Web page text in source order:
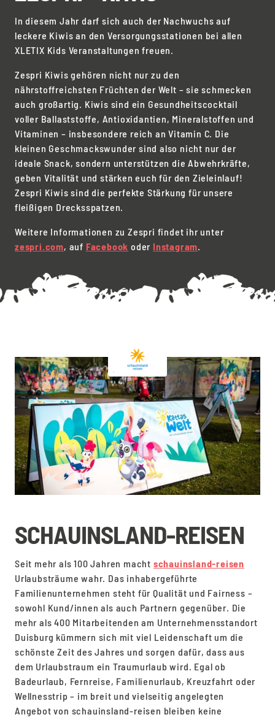
In diesem Jahr darf sich auch der Nachwuchs auf
leckere Kiwis an den Versorgungsstationen bei allen
XLETIX Kids Veranstaltungen freuen.
Zespri Kiwis gehören nicht nur zu den
nährstoffreichsten Früchten der Welt – sie schmecken
auch großartig. Kiwis sind ein Gesundheitscocktail
voller Ballaststoffe, Antioxidantien, Mineralstoffen und
Vitaminen – insbesondere reich an Vitamin C. Die
kleinen Geschmackswunder sind also nicht nur der
ideale Snack, sondern unterstützen die Abwehrkräfte,
geben Vitalität und stärken euch für den Zieleinlauf!
Zespri Kiwis sind die perfekte Stärkung für unsere
fleißigen Drecksspatzen.
Weitere Informationen zu Zespri findet ihr unter
zespri.com, auf Facebook oderInstagram.
SCHAUINSLAND-REISEN
Seit mehr als 100 Jahren macht schauinsland-reisen
Urlaubsträume wahr. Das inhabergeführte
Familienunternehmen steht für Qualität und Fairness –
sowohl Kund/innen als auch Partnern gegenüber. Die
mehr als 400 Mitarbeitenden am Unternehmensstandort
Duisburg kümmern sich mit viel Leidenschaft um die
schönste Zeit des Jahres und sorgen dafür, dass aus
dem Urlaubstraum ein Traumurlaub wird. Egal ob
Badeurlaub, Fernreise, Familienurlaub, Kreuzfahrt oder
Wellnesstrip – im breit und vielseitig angelegten
Angebot von schauinsland-reisen bleiben keine